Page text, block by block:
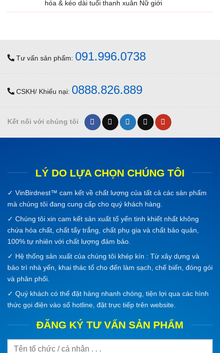
hóa & kéo dài tuổi thanh xuân Nữ giới
Tư vấn sản phẩm: 091.996.0738
CSKH/ Khiếu nại: 0888.826.889
Kết nối với chúng tôi
LÝ DO LỰA CHỌN CHÚNG TÔI
✓ VinBirdnest™ cam kết về chất lượng của tất cả các sản phẩm
mà chúng tôi đang cung cấp cho quý khách hàng.
✓ Chúng tôi xin cam kết sản xuất tổ yến tinh khiết nhất không
chứa hóa chất, chất tẩy trắng, chất phụ gia và chất bảo quản,
100% tự nhiên với chất lượng đảm bảo.
✓ Hệ thống sản xuất của chúng tôi khép kín : Từ xây dựng và
bảo trì nhà yến, khai thác tổ cho đến làm sạch, chế biến, đóng gói
và phân phối.
✓ Quý khách có thể đặt hàng nhanh chóng, tiện lợi qua các hình
thức gọi điện vào số hotline, đặt trực tiếp trên website.
ĐĂNG KÝ TƯ VẤN SẢN PHẨM